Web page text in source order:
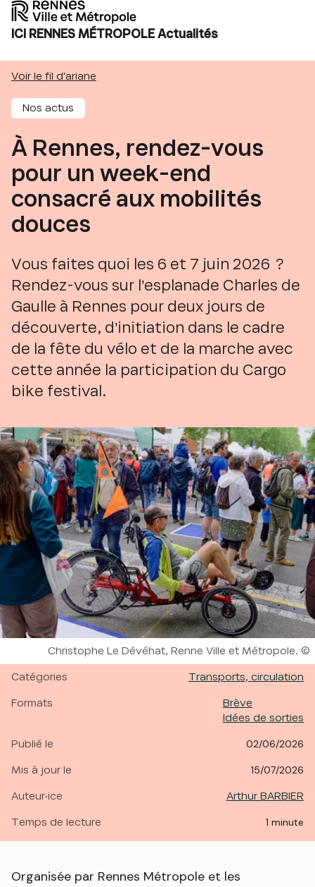
ICI RENNES MÉTROPOLE Actualités
Voir le fil d'ariane
À Rennes, rendez-vous
pour un week-end
consacré aux mobilités
douces
Vous faites quoi les 6 et 7 juin 2026 ?
Rendez-vous sur l’esplanade Charles de
Gaulle à Rennes pour deux jours de
découverte, d’initiation dans le cadre
de la fête du vélo et de la marche avec
cette année la participation du Cargo
bike festival.
Nos actus
Droits réservés :
Christophe Le Dévéhat, Renne Ville et Métropole.
Catégories Transports, circulation
Formats
Brève
Idées de sorties
Publié le 02/06/2026
Mis à jour le 15/07/2026
Auteur·ice Arthur BARBIER
Temps de lecture 1 minute
Organisée par Rennes Métropole et les